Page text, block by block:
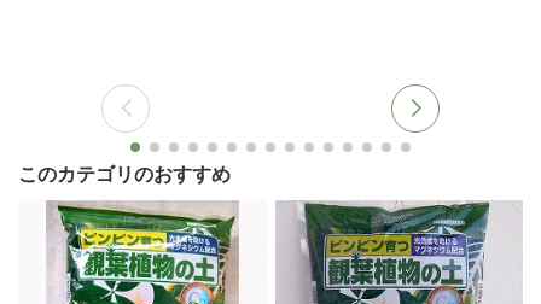
このカテゴリのおすすめ